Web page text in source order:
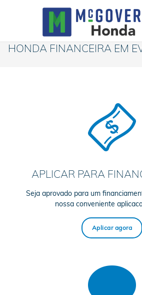
HONDA FINANCEIRA EM
APLICAR PARA
Seja aprovado para um
nossa conveniente
Aplicar agora